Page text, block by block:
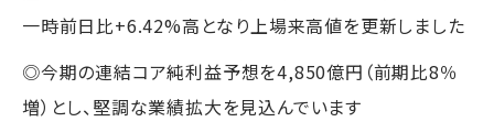
一時前日比+6.42%高となり上場来高値を更新しました
◎今期の連結コア純利益予想を4,850億円（前期比8％
増）とし、堅調な業績拡大を見込んでいます